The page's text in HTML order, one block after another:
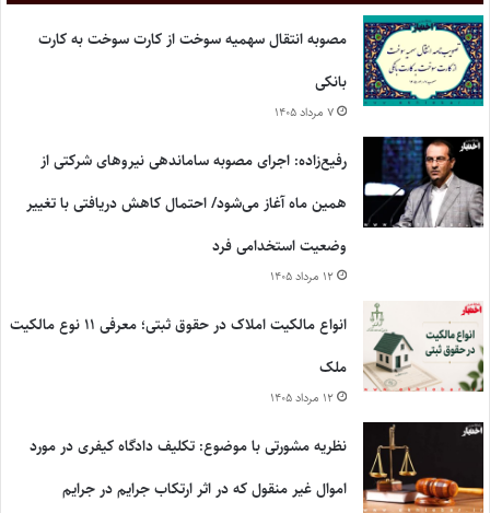
مصوبه انتقال سهمیه سوخت از کارت سوخت به کارت
بانکی
۷ مرداد ۱۴۰۵
رفیع‌زاده: اجرای مصوبه ساماندهی نیروهای شرکتی از
همین ماه آغاز می‌شود/ احتمال کاهش دریافتی با تغییر
وضعیت استخدامی فرد
۱۲ مرداد ۱۴۰۵
انواع مالکیت املاک در حقوق ثبتی؛ معرفی ۱۱ نوع مالکیت
ملک
۱۲ مرداد ۱۴۰۵
نظریه مشورتی با موضوع: تکلیف دادگاه کیفری در مورد
اموال غیر منقول که در اثر ارتکاب جرایم در جرایم